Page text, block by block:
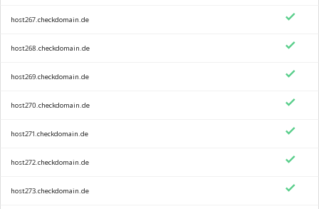
host267.checkdomain.de
host268.checkdomain.de
host269.checkdomain.de
host270.checkdomain.de
host271.checkdomain.de
host272.checkdomain.de
host273.checkdomain.de